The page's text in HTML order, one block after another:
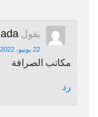
يقول
22 يونيو، 2022 الساعة 2:48 م
مكاتب الصرافة
رد